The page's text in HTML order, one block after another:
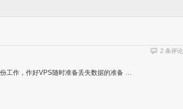
2 条评论
工作，作好VPS随时准备丢失数据的准备 …